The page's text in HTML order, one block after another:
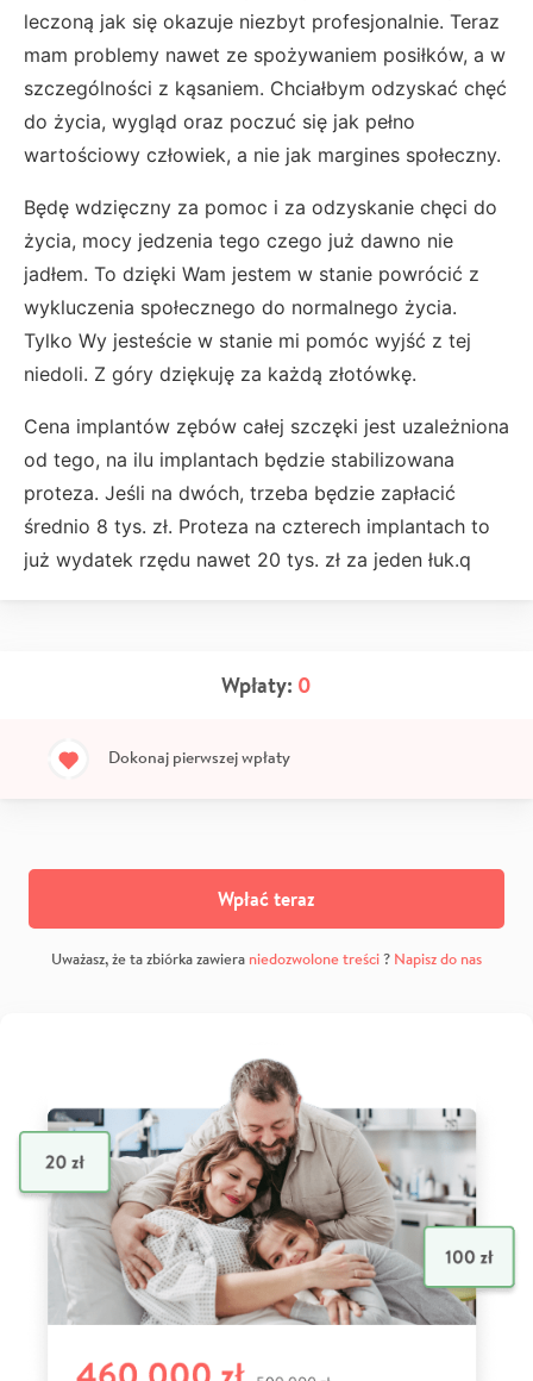
leczoną jak się okazuje niezbyt profesjonalnie. Teraz
mam problemy nawet ze spożywaniem posiłków, a w
szczególności z kąsaniem. Chciałbym odzyskać chęć
do życia, wygląd oraz poczuć się jak pełno
wartościowy człowiek, a nie jak margines społeczny.
Będę wdzięczny za pomoc i za odzyskanie chęci do
życia, mocy jedzenia tego czego już dawno nie
jadłem. To dzięki Wam jestem w stanie powrócić z
wykluczenia społecznego do normalnego życia.
Tylko Wy jesteście w stanie mi pomóc wyjść z tej
niedoli. Z góry dziękuję za każdą złotówkę.
Cena implantów zębów całej szczęki jest uzależniona
od tego, na ilu implantach będzie stabilizowana
proteza. Jeśli na dwóch, trzeba będzie zapłacić
średnio 8 tys. zł. Proteza na czterech implantach to
już wydatek rzędu nawet 20 tys. zł za jeden łuk.q
Wpłaty: 0
Dokonaj pierwszej wpłaty
Wpłać teraz
Uważasz, że ta zbiórka zawiera niedozwolone treści? Napisz do nas